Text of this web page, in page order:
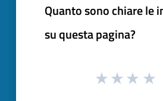
Quanto sono chiare le
su questa pagina?